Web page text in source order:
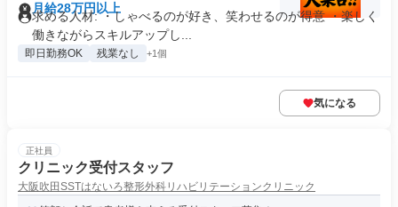
月給28万円以上
求める人材: ・しゃべるのが好き、笑わせるのが得意 ・楽しく
働きながらスキルアップし...
即日勤務OK 残業なし +1個
気になる
正社員
クリニック受付スタッフ
大阪吹田SSTはないろ整形外科リハビリテーションクリニック